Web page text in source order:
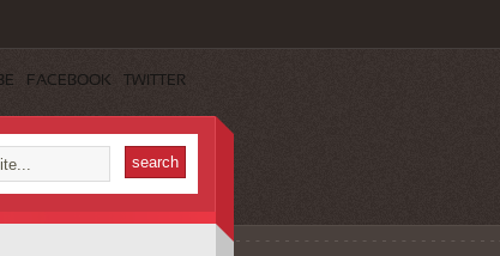
FACEBOOK TWITTER